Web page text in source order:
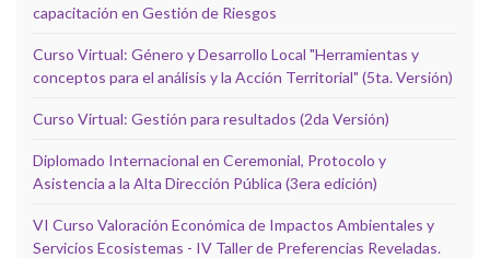
capacitación en Gestión de Riesgos
Curso Virtual: Género y Desarrollo Local "Herramientas y
conceptos para el análisis y la Acción Territorial" (5ta. Versión)
Curso Virtual: Gestión para resultados (2da Versión)
Diplomado Internacional en Ceremonial, Protocolo y
Asistencia a la Alta Dirección Pública (3era edición)
VI Curso Valoración Económica de Impactos Ambientales y
Servicios Ecosistemas - IV Taller de Preferencias Reveladas.